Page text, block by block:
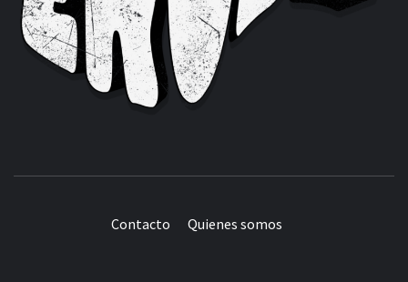
Contacto Quienes somos